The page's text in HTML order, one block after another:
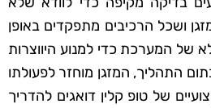
ושכל הרכיבים מתפקדים באופן
של המערכת כדי למנוע היווצרות
התהליך, המזגן מוחזר לפעולתו
של טופ קלין דואגים להדריך